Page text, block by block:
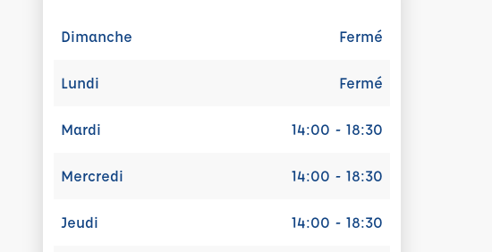
Dimanche Fermé
Lundi Fermé
Mardi 14:00 - 18:30
Mercredi 14:00 - 18:30
Jeudi 14:00 - 18:30